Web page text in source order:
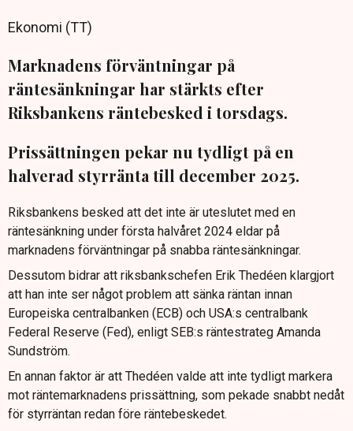
Ekonomi (TT)
Marknadens förväntningar på
räntesänkningar har stärkts efter
Riksbankens räntebesked i torsdags.
Prissättningen pekar nu tydligt på en
halverad styrränta till december 2025.
Riksbankens besked att det inte är uteslutet med en
räntesänkning under första halvåret 2024 eldar på
marknadens förväntningar på snabba räntesänkningar.
Dessutom bidrar att riksbankschefen Erik Thedéen klargjort
att han inte ser något problem att sänka räntan innan
Europeiska centralbanken (ECB) och USA:s centralbank
Federal Reserve (Fed), enligt SEB:s räntestrateg Amanda
Sundström.
En annan faktor är att Thedéen valde att inte tydligt markera
mot räntemarknadens prissättning, som pekade snabbt nedåt
för styrräntan redan före räntebeskedet.